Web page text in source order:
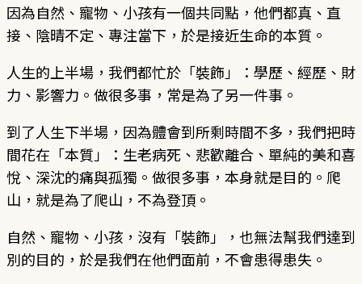
因為自然、寵物、小孩有一個共同點，他們都真、直
接、陰晴不定、專注當下，於是接近生命的本質。
人生的上半場，我們都忙於「裝飾」：學歷、經歷、財
力、影響力。做很多事，常是為了另一件事。
到了人生下半場，因為體會到所剩時間不多，我們把時
間花在「本質」：生老病死、悲歡離合、單純的美和喜
悅、深沈的痛與孤獨。做很多事，本身就是目的。爬
山，就是為了爬山，不為登頂。
自然、寵物、小孩，沒有「裝飾」，也無法幫我們達到
別的目的，於是我們在他們面前，不會患得患失。